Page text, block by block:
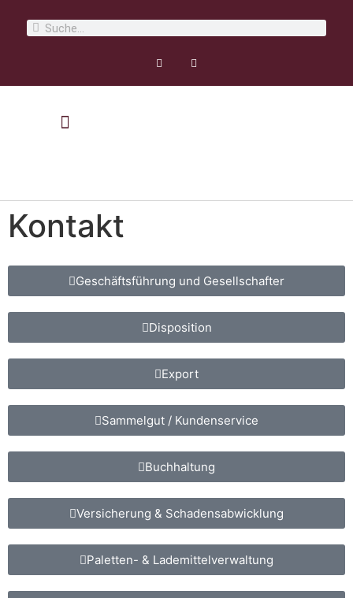
Kontakt
Geschäftsführung und Gesellschafter
Disposition
Export
Sammelgut / Kundenservice
Buchhaltung
Versicherung & Schadensabwicklung
Paletten- & Lademittelverwaltung